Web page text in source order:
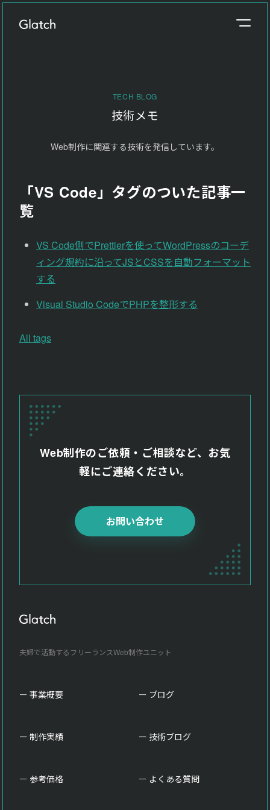
制作実績
Works
参考価格
制作の流れ
ブログ
Faq
TECH BLOG
技術メモ
Web制作に関連する技術を発信しています。
「VS Code」タグのついた記事一
覧
VS Code側でPrettierを使ってWordPressのコーデ
ィング規約に沿ってJSとCSSを自動フォーマット
する
Visual Studio CodeでPHPを整形する
All tags
Web制作のご依頼・ご相談など、お気
軽にご連絡ください。
お問い合わせ
夫婦で活動するフリーランスWeb制作ユニット
事業概要
制作実績
参考価格
ブログ
技術ブログ
よくある質問